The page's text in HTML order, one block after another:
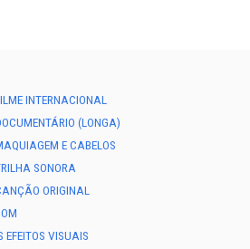
INTERNACIONAL
(LONGA)
E CABELOS
SONORA
ORIGINAL
EFEITOS VISUAIS